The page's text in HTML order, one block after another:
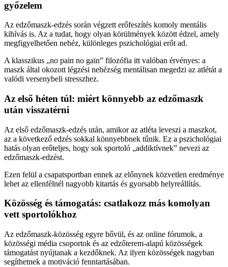
győzelem
Az edzőmaszk-edzés során végzett erőfeszítés komoly mentális
kihívás is. Az a tudat, hogy olyan körülmények között édzel, amely
megfigyelhetően nehéz, különleges pszichológiai erőt ad.
A klasszikus „no pain no gain” filozófia itt valóban érvényes: a
maszk által okozott légzési nehézség mentálisan megedzi az atlétát a
valódi versenybeli stresszhez.
Az első héten túl: miért könnyebb az edzőmaszk
után visszatérni
Az első edzőmaszk-edzés után, amikor az atléta leveszi a maszkot,
az a következő edzés sokkal könnyebbnek tűnik. Ez a pszichológiai
hatás olyan erőteljes, hogy sok sportoló „addiktívnek” nevezi az
edzőmaszk-edzést.
Ezen felül a csapatsportban ennek az előnynek közvetlen eredménye
lehet az ellenfélnél nagyobb kitartás és gyorsabb helyreállítás.
Közösség és támogatás: csatlakozz más komolyan
vett sportolókhoz
Az edzőmaszk-közösség egyre bővül, és az online fórumok, a
közösségi média csoportok és az edzőterem-alapú közösségek
támogatást nyújtanak a kezdőknek. Az ilyen közösségek nagyban
segíthetnek a motiváció fenntartásában.